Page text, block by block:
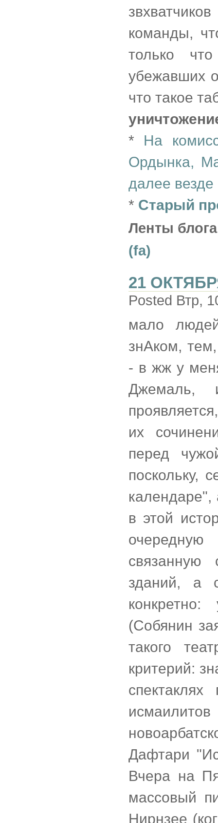
команды,
только
убежавших
что такое
* На
Ордынка,
далее везде
* Старый
Ленты
(fa)
21
Posted Втр,
мало
знАком,
- в жж у
Джемаль,
их
перед
поскольку,
календаре",
в этой
очередную
связанную
зданий, а
(Собянин
такого
критерий:
Дафтари
Вчера на
массовый
Нирнзее